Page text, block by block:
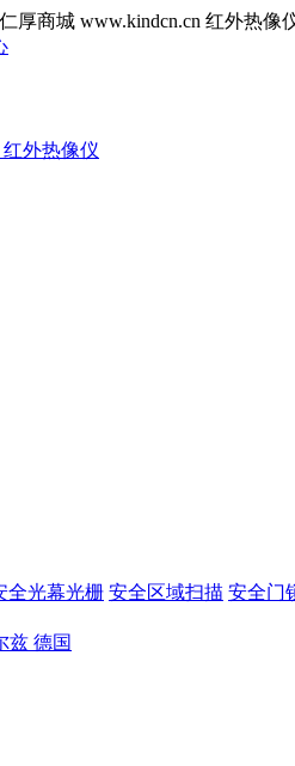
厚商城 www.kindcn.cn 红外热
红外热像仪
全光幕光栅 安全区域扫描 安全门
兹 德国